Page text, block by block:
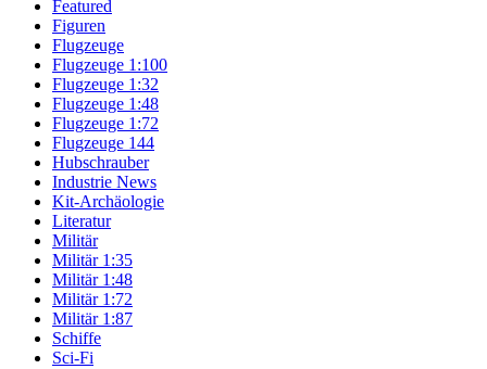
Featured
Figuren
Flugzeuge
Flugzeuge 1:100
Flugzeuge 1:32
Flugzeuge 1:48
Flugzeuge 1:72
Flugzeuge 144
Hubschrauber
Industrie News
Kit-Archäologie
Literatur
Militär
Militär 1:35
Militär 1:48
Militär 1:72
Militär 1:87
Schiffe
Sci-Fi